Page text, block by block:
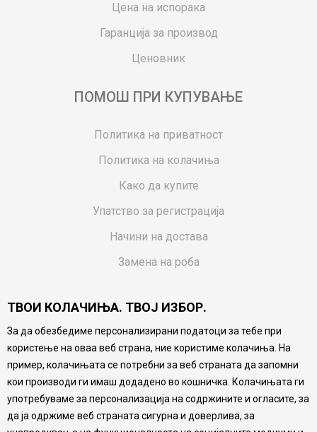
Цена на испорака
Гаранција за производ
Ценовник
ПОМОШ ПРИ КУПУВАЊЕ
Политика на приватност
Политика на колачиња
Како да купите
Упатство за регистрација
Начини на достава
Замена на роба
Ваучери
Product Finder
FAQs
Настојуваме да бидеме што попрецизни во описот на
производите, прикажување на слики и цени, но не
можеме да гарантираме дека сите информации се
ТВОИ КОЛАЧИЊА. ТВОЈ ИЗБОР.
За да обезбедиме персонализирани податоци за тебе при
користење на оваа веб страна, ние користиме колачиња. На
пример, колачињата се потребни за веб страната да запомни
кои производи ги имаш додадено во кошничка. Колачињата ги
употребуваме за персонализација на содржините и огласите, за
да ја одржиме веб страната сигурна и доверлива, за